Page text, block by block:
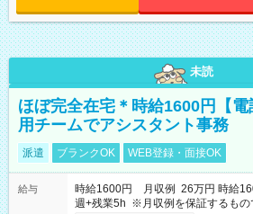
未読
ほぼ完全在宅＊時給1600円【
用チームでアシスタント事務
派遣 ブランクOK WEB登録・面接OK
給与
時給1600円 月収例 26万円 時給
週+残業5h ※月収例を保証するもの